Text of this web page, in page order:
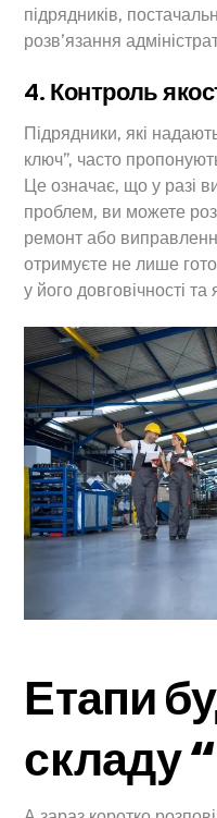
підрядників,
розв’язання
4. Контроль
Підрядники, які
ключ”, часто
Це означає, що у разі
проблем, ви можете
ремонт або
отримуєте не лише
у його довговічності та
Етапи
складу